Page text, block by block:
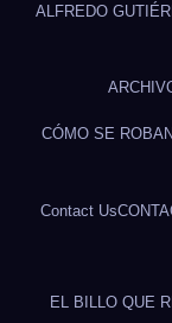
ALFREDO
CÓMO SE
Contact Us
EL BILLO QUE